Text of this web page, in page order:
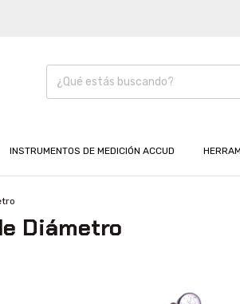
INSTRUMENTOS DE MEDICIÓN ACCUD
Diámetro